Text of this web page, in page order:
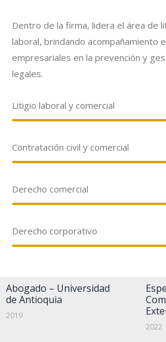
Dentro de la firma, lidera el área de
laboral, brindando acompañamiento
empresariales en la prevención y
legales.
Litigio laboral y comercial
Contratación civil y comercial
Derecho comercial
Derecho corporativo
Abogado – Universidad
de Antioquia
2019
2022